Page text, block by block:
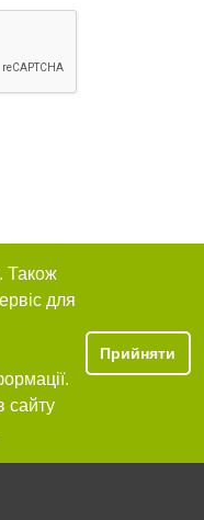
Також
для
сайту
Прийняти